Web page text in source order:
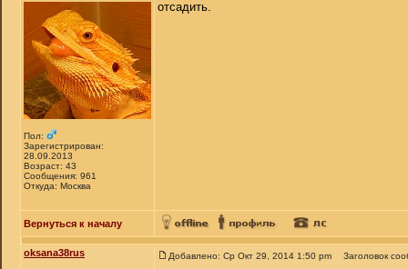
Пол:
Зарегистрирован:
28.09.2013
Возраст: 43
Сообщения: 961
Откуда: Москва
отсадить.
Вернуться к началу
oksana38rus Добавлено: Ср Окт 29, 2014 1:50 pm Заголовок